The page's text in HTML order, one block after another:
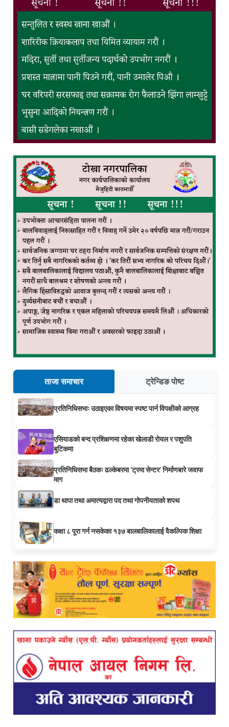
ताजा समाचार ट्रेन्डिङ पोष्ट
प्रतिनिधिसभाः उठाइएका विषयमा स्पष्ट पार्न विपक्षीको आग्रह
एसियाडको बन्द प्रशिक्षणमा रहेका खेलाडी रोयल र पशुपति
बुटिकमा
प्रतिनिधिसभा बैठकः ढल्केबरमा ‘ट्रमा सेन्टर’ निर्माणबारे जवाफ
माग
डा थापा तथा अमात्यद्वारा पद तथा गोपनीयताको शपथ
कक्षा ८ पूरा गर्न नसकेका १३७ बालबालिकालाई वैकल्पिक शिक्षा